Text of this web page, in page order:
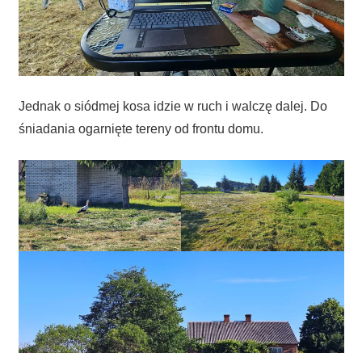
Jednak o siódmej kosa idzie w ruch i walczę dalej. Do
śniadania ogarnięte tereny od frontu domu.